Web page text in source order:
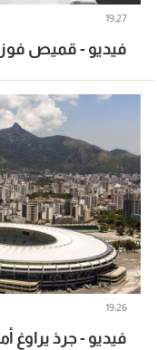
فيديو - قميص
19:27
فيديو - جرذ يراوغ
19:26